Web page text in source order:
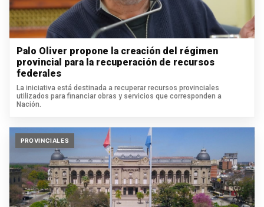
Palo Oliver propone la creación del régimen
provincial para la recuperación de recursos
federales
La iniciativa está destinada a recuperar recursos provinciales
utilizados para financiar obras y servicios que corresponden a
Nación.
PROVINCIALES